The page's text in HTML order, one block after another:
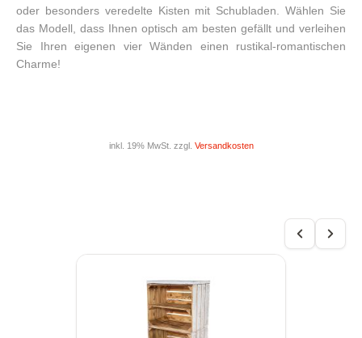
oder besonders veredelte Kisten mit Schubladen. Wählen Sie
das Modell, dass Ihnen optisch am besten gefällt und verleihen
Sie Ihren eigenen vier Wänden einen rustikal-romantischen
Charme!
inkl. 19% MwSt. zzgl. Versandkosten